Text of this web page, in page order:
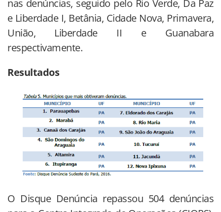
nas denúncias, seguido pelo Rio Verde, Da Paz
e Liberdade I, Betânia, Cidade Nova, Primavera,
União, Liberdade II e Guanabara
respectivamente.
Resultados
O Disque Denúncia repassou 504 denúncias